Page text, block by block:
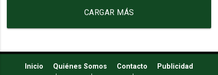
CARGAR MÁS
Inicio Quiénes Somos Contacto
Publicidad